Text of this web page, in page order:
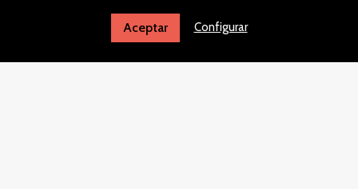
28033 Madrid
España
Aceptar Configurar